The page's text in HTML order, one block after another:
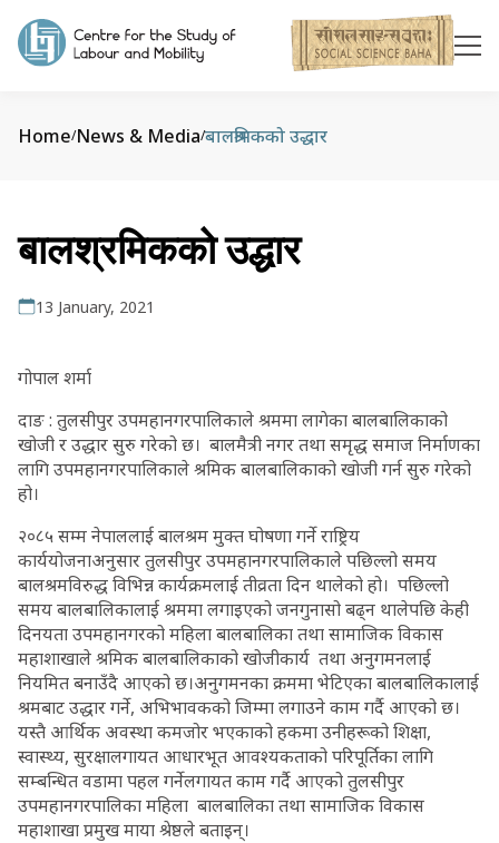
Home/News & Media/बालश्रमिकको उद्धार
बालश्रमिकको उद्धार
13 January, 2021
गोपाल शर्मा
दाङ : तुलसीपुर उपमहानगरपालिकाले श्रममा लागेका बालबालिकाको
खोजी र उद्धार सुरु गरेको छ। बालमैत्री नगर तथा समृद्ध समाज निर्माणका
लागि उपमहानगरपालिकाले श्रमिक बालबालिकाको खोजी गर्न सुरु गरेको
हो।
२०८५ सम्म नेपाललाई बालश्रम मुक्त घोषणा गर्ने राष्ट्रिय
कार्ययोजनाअनुसार तुलसीपुर उपमहानगरपालिकाले पछिल्लो समय
बालश्रमविरुद्ध विभिन्न कार्यक्रमलाई तीव्रता दिन थालेको हो। पछिल्लो
समय बालबालिकालाई श्रममा लगाइएको जनगुनासो बढ्न थालेपछि केही
दिनयता उपमहानगरको महिला बालबालिका तथा सामाजिक विकास
महाशाखाले श्रमिक बालबालिकाको खोजीकार्य तथा अनुगमनलाई
नियमित बनाउँदै आएको छ।अनुगमनका क्रममा भेटिएका बालबालिकालाई
श्रमबाट उद्धार गर्ने, अभिभावकको जिम्मा लगाउने काम गर्दै आएको छ।
यस्तै आर्थिक अवस्था कमजोर भएकाको हकमा उनीहरूको शिक्षा,
स्वास्थ्य, सुरक्षालगायत आधारभूत आवश्यकताको परिपूर्तिका लागि
सम्बन्धित वडामा पहल गर्नेलगायत काम गर्दै आएको तुलसीपुर
उपमहानगरपालिका महिला बालबालिका तथा सामाजिक विकास
महाशाखा प्रमुख माया श्रेष्ठले बताइन्।